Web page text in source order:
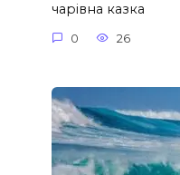
чарівна казка
0 26